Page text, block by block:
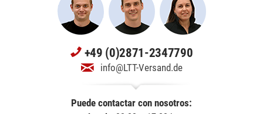
+49 (0)2871-2347790
info@LTT-Versand.de
Puede contactar con nosotros: